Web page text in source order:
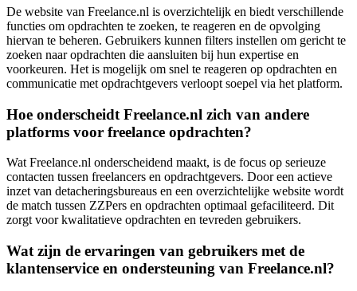
De website van Freelance.nl is overzichtelijk en biedt verschillende
functies om opdrachten te zoeken, te reageren en de opvolging
hiervan te beheren. Gebruikers kunnen filters instellen om gericht te
zoeken naar opdrachten die aansluiten bij hun expertise en
voorkeuren. Het is mogelijk om snel te reageren op opdrachten en
communicatie met opdrachtgevers verloopt soepel via het platform.
Hoe onderscheidt Freelance.nl zich van andere
platforms voor freelance opdrachten?
Wat Freelance.nl onderscheidend maakt, is de focus op serieuze
contacten tussen freelancers en opdrachtgevers. Door een actieve
inzet van detacheringsbureaus en een overzichtelijke website wordt
de match tussen ZZPers en opdrachten optimaal gefaciliteerd. Dit
zorgt voor kwalitatieve opdrachten en tevreden gebruikers.
Wat zijn de ervaringen van gebruikers met de
klantenservice en ondersteuning van Freelance.nl?